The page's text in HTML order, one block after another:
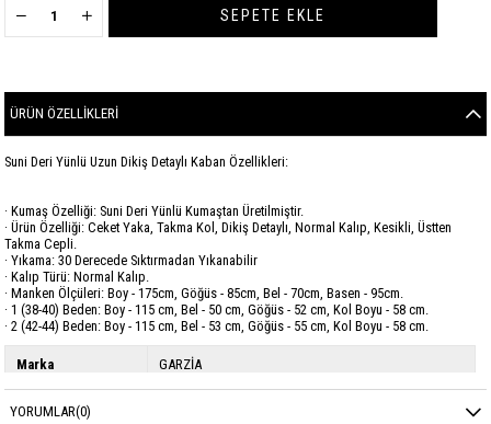
ÜRÜN ÖZELLIKLERI
Suni Deri Yünlü Uzun Dikiş Detaylı Kaban Özellikleri:
· Kumaş Özelliği: Suni Deri Yünlü Kumaştan Üretilmiştir.
· Ürün Özelliği: Ceket Yaka, Takma Kol, Dikiş Detaylı, Normal Kalıp, Kesikli, Üstten
Takma Cepli.
· Yıkama: 30 Derecede Sıktırmadan Yıkanabilir
· Kalıp Türü: Normal Kalıp.
· Manken Ölçüleri: Boy - 175cm, Göğüs - 85cm, Bel - 70cm, Basen - 95cm.
· 1 (38-40) Beden: Boy - 115 cm, Bel - 50 cm, Göğüs - 52 cm, Kol Boyu - 58 cm.
· 2 (42-44) Beden: Boy - 115 cm, Bel - 53 cm, Göğüs - 55 cm, Kol Boyu - 58 cm.
Marka GARZİA
YORUMLAR(0)